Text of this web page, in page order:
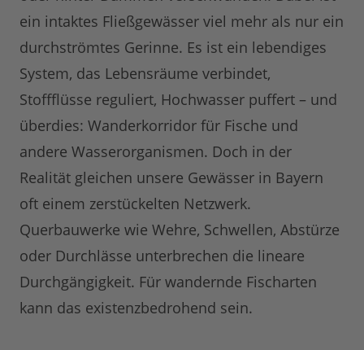
ein intaktes Fließgewässer viel mehr als nur ein
durchströmtes Gerinne. Es ist ein lebendiges
System, das Lebensräume verbindet,
Stoffflüsse reguliert, Hochwasser puffert – und
überdies: Wanderkorridor für Fische und
andere Wasserorganismen. Doch in der
Realität gleichen unsere Gewässer in Bayern
oft einem zerstückelten Netzwerk.
Querbauwerke wie Wehre, Schwellen, Abstürze
oder Durchlässe unterbrechen die lineare
Durchgängigkeit. Für wandernde Fischarten
kann das existenzbedrohend sein.